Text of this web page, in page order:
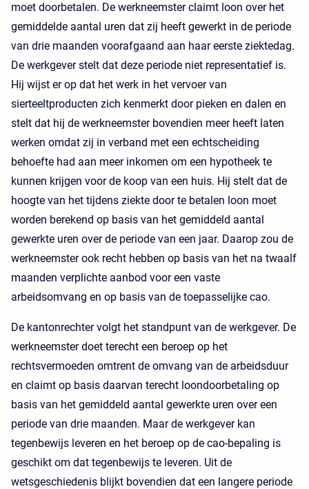
moet doorbetalen. De werkneemster claimt loon over het
gemiddelde aantal uren dat zij heeft gewerkt in de periode
van drie maanden voorafgaand aan haar eerste ziektedag.
De werkgever stelt dat deze periode niet representatief is.
Hij wijst er op dat het werk in het vervoer van
sierteeltproducten zich kenmerkt door pieken en dalen en
stelt dat hij de werkneemster bovendien meer heeft laten
werken omdat zij in verband met een echtscheiding
behoefte had aan meer inkomen om een hypotheek te
kunnen krijgen voor de koop van een huis. Hij stelt dat de
hoogte van het tijdens ziekte door te betalen loon moet
worden berekend op basis van het gemiddeld aantal
gewerkte uren over de periode van een jaar. Daarop zou de
werkneemster ook recht hebben op basis van het na twaalf
maanden verplichte aanbod voor een vaste
arbeidsomvang en op basis van de toepasselijke cao.
De kantonrechter volgt het standpunt van de werkgever. De
werkneemster doet terecht een beroep op het
rechtsvermoeden omtrent de omvang van de arbeidsduur
en claimt op basis daarvan terecht loondoorbetaling op
basis van het gemiddeld aantal gewerkte uren over een
periode van drie maanden. Maar de werkgever kan
tegenbewijs leveren en het beroep op de cao-bepaling is
geschikt om dat tegenbewijs te leveren. Uit de
wetsgeschiedenis blijkt bovendien dat een langere periode